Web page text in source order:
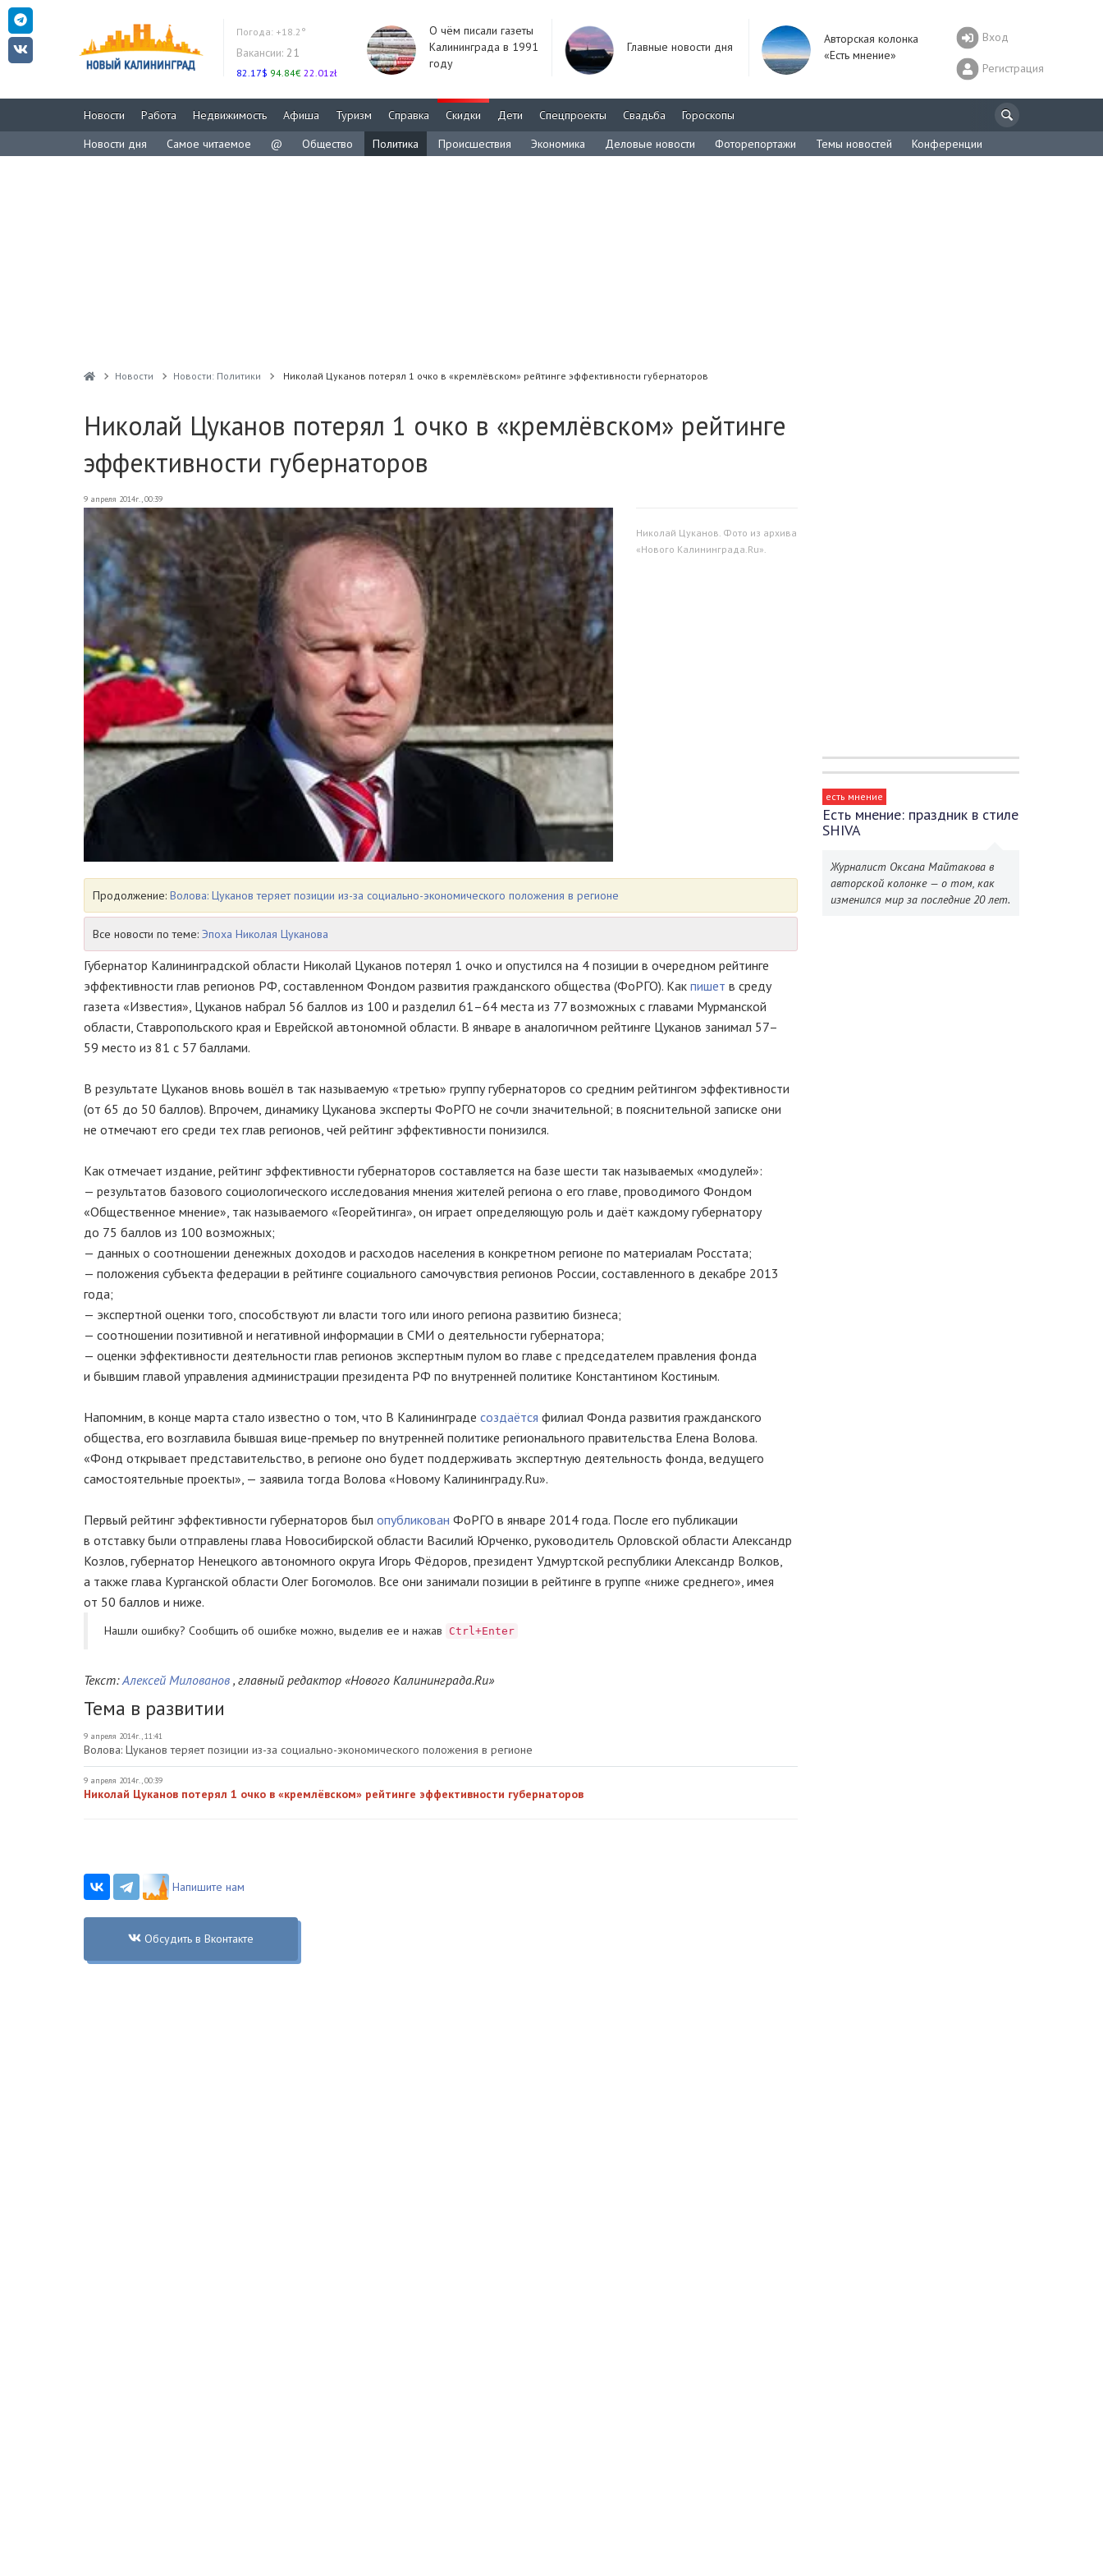
Погода: +18.2°
Вакансии: 21
82.17$ 94.84€ 22.01zł
О чём писали газеты
Калининграда в 1991
году
Главные новости дня
Авторская колонка
«Есть мнение»
Вход
Регистрация
Новости Работа Недвижимость Афиша Туризм Справка Скидки Дети Спецпроекты Свадьба
Гороскопы
Новости дня
Самое читаемое @ Общество Политика Происшествия Экономика Деловые новости Фоторепортажи Темы новостей Конференции
Новости Новости: Политики Николай Цуканов потерял 1 очко в «кремлёвском» рейтинге эффективности губернаторов
Николай Цуканов потерял 1 очко в «кремлёвском» рейтинге
эффективности губернаторов
9 апреля 2014г., 00:39
Николай Цуканов. Фото из архива
«Нового Калининграда.Ru».
Продолжение: Волова: Цуканов теряет позиции из-за социально-экономического положения в регионе
Все новости по теме: Эпоха Николая Цуканова
Губернатор Калининградской области Николай Цуканов потерял 1 очко и опустился на 4 позиции в очередном рейтинге
эффективности глав регионов РФ, составленном Фондом развития гражданского общества (ФоРГО). Как пишет в среду
газета «Известия», Цуканов набрал 56 баллов из 100 и разделил 61–64 места из 77 возможных с главами Мурманской
области, Ставропольского края и Еврейской автономной области. В январе в аналогичном рейтинге Цуканов занимал 57–
59 место из 81 с 57 баллами.
В результате Цуканов вновь вошёл в так называемую «третью» группу губернаторов со средним рейтингом эффективности
(от 65 до 50 баллов). Впрочем, динамику Цуканова эксперты ФоРГО не сочли значительной; в пояснительной записке они
не отмечают его среди тех глав регионов, чей рейтинг эффективности понизился.
Как отмечает издание, рейтинг эффективности губернаторов составляется на базе шести так называемых «модулей»:
— результатов базового социологического исследования мнения жителей региона о его главе, проводимого Фондом
«Общественное мнение», так называемого «Георейтинга», он играет определяющую роль и даёт каждому губернатору
до 75 баллов из 100 возможных;
— данных о соотношении денежных доходов и расходов населения в конкретном регионе по материалам Росстата;
— положения субъекта федерации в рейтинге социального самочувствия регионов России, составленного в декабре 2013
года;
— экспертной оценки того, способствуют ли власти того или иного региона развитию бизнеса;
— соотношении позитивной и негативной информации в СМИ о деятельности губернатора;
— оценки эффективности деятельности глав регионов экспертным пулом во главе с председателем правления фонда
и бывшим главой управления администрации президента РФ по внутренней политике Константином Костиным.
Напомним, в конце марта стало известно о том, что В Калининграде создаётся филиал Фонда развития гражданского
общества, его возглавила бывшая вице-премьер по внутренней политике регионального правительства Елена Волова.
«Фонд открывает представительство, в регионе оно будет поддерживать экспертную деятельность фонда, ведущего
самостоятельные проекты», — заявила тогда Волова «Новому Калининграду.Ru».
Первый рейтинг эффективности губернаторов был опубликован ФоРГО в январе 2014 года. После его публикации
в отставку были отправлены глава Новосибирской области Василий Юрченко, руководитель Орловской области Александр
Козлов, губернатор Ненецкого автономного округа Игорь Фёдоров, президент Удмуртской республики Александр Волков,
а также глава Курганской области Олег Богомолов. Все они занимали позиции в рейтинге в группе «ниже среднего», имея
от 50 баллов и ниже.
Нашли ошибку? Cообщить об ошибке можно, выделив ее и нажав Ctrl+Enter
Текст:Алексей Милованов , главный редактор «Нового Калининграда.Ru»
Тема в развитии
9 апреля 2014г., 11:41
Волова: Цуканов теряет позиции из-за социально-экономического положения в регионе
9 апреля 2014г., 00:39
Николай Цуканов потерял 1 очко в «кремлёвском» рейтинге эффективности губернаторов
Напишите нам
Обсудить в Вконтакте
есть мнение
Есть мнение: праздник в стиле
SHIVA
Журналист Оксана Майтакова в
авторской колонке — о том, как
изменился мир за последние 20 лет.